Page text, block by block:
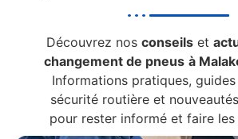
Découvrez nosconseils et
changement de pneus à
Informations pratiques, guides
sécurité routière et
pour rester informé et faire